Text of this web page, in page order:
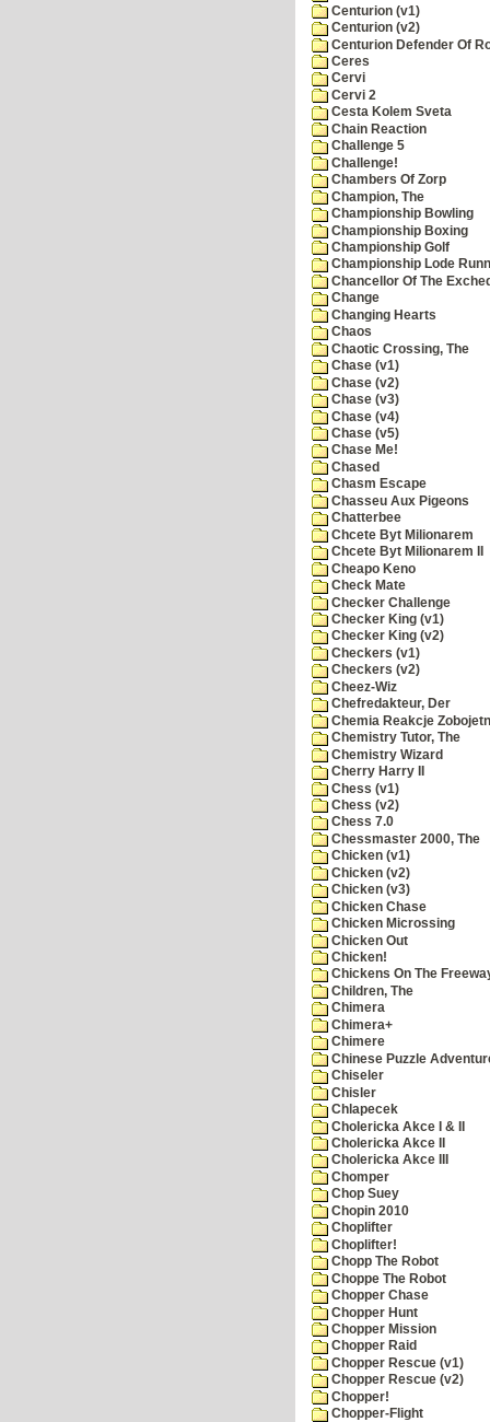
Centurion (v1)
Centurion (v2)
Centurion Defender Of
Ceres
Cervi
Cervi 2
Cesta Kolem Sveta
Chain Reaction
Challenge 5
Challenge!
Chambers Of Zorp
Champion, The
Championship Bowling
Championship Boxing
Championship Golf
Championship Lode
Chancellor Of The
Change
Changing Hearts
Chaos
Chaotic Crossing, The
Chase (v1)
Chase (v2)
Chase (v3)
Chase (v4)
Chase (v5)
Chase Me!
Chased
Chasm Escape
Chasseu Aux Pigeons
Chatterbee
Chcete Byt Milionarem
Chcete Byt Milionarem II
Cheapo Keno
Check Mate
Checker Challenge
Checker King (v1)
Checker King (v2)
Checkers (v1)
Checkers (v2)
Cheez-Wiz
Chefredakteur, Der
Chemia Reakcje
Chemistry Tutor, The
Chemistry Wizard
Cherry Harry II
Chess (v1)
Chess (v2)
Chess 7.0
Chessmaster 2000, The
Chicken (v1)
Chicken (v2)
Chicken (v3)
Chicken Chase
Chicken Microssing
Chicken Out
Chicken!
Chickens On The
Children, The
Chimera
Chimera+
Chimere
Chinese Puzzle
Chiseler
Chisler
Chlapecek
Cholericka Akce I & II
Cholericka Akce II
Cholericka Akce III
Chomper
Chop Suey
Chopin 2010
Choplifter
Choplifter!
Chopp The Robot
Choppe The Robot
Chopper Chase
Chopper Hunt
Chopper Mission
Chopper Raid
Chopper Rescue (v1)
Chopper Rescue (v2)
Chopper!
Chopper-Flight